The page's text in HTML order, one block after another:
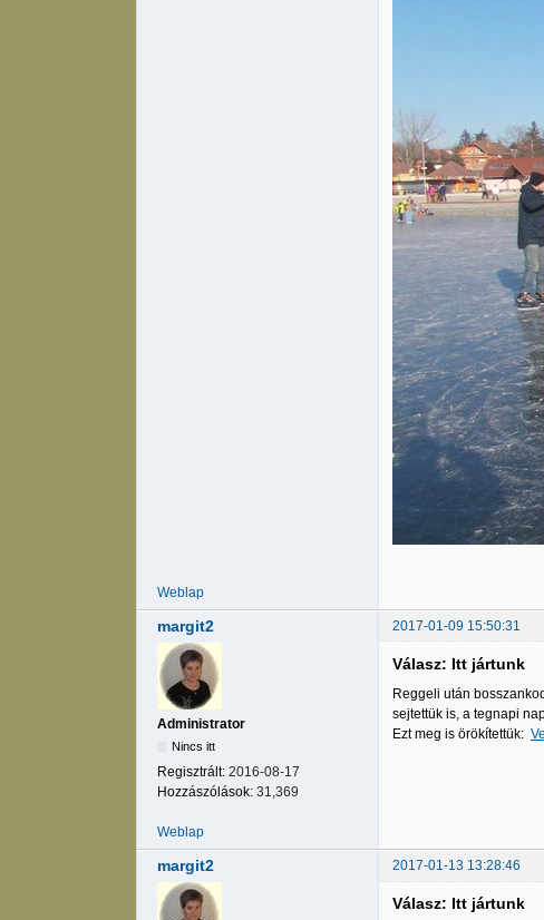
Weblap
margit2 2017-01-09 15:50:31
Administrator
Nincs itt
Regisztrált: 2016-08-17
Hozzászólások: 31,369
Válasz: Itt jártunk
Reggeli után
sejtettük is, a tegnapi
Ezt meg is örökítettük:
Weblap
margit2 2017-01-13 13:28:46
Válasz: Itt jártunk